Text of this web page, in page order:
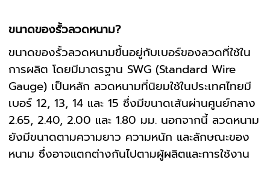
ขนาดของรั้วลวดหนาม?
ขนาดของรั้วลวดหนามขึ้นอยู่กับเบอร์ของลวดที่ใช้ใน
การผลิต โดยมีมาตรฐาน SWG (Standard Wire
Gauge) เป็นหลัก ลวดหนามที่นิยมใช้ในประเทศไทยมี
เบอร์ 12, 13, 14 และ 15 ซึ่งมีขนาดเส้นผ่านศูนย์กลาง
2.65, 2.40, 2.00 และ 1.80 มม. นอกจากนี้ ลวดหนาม
ยังมีขนาดตามความยาว ความหนัก และลักษณะของ
หนาม ซึ่งอาจแตกต่างกันไปตามผู้ผลิตและการใช้งาน